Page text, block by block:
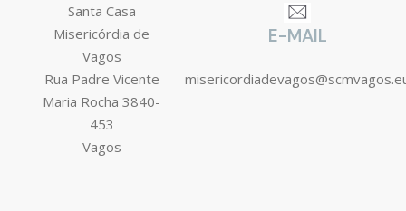
Santa Casa
Misericórdia de
Vagos
Rua Padre Vicente
Maria Rocha 3840-
453
Vagos
E-MAIL